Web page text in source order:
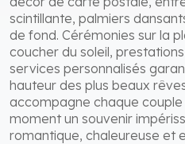
scintillante, palmiers
de fond. Cérémonies sur la
coucher du soleil,
services personnalisés
hauteur des plus beaux
accompagne chaque
moment un souvenir
romantique, chaleureuse et